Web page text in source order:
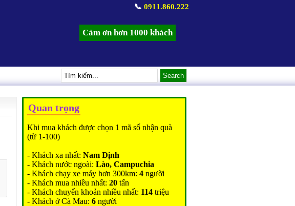
📞 0911.860.222
Cảm ơn hơn 1000 khách
Quan trọng
Khi mua khách được chọn 1 mã số nhận quà
(từ 1-100)
- Khách xa nhất: Nam Định
- Khách nước ngoài: Lào, Campuchia
- Khách chạy xe máy hơn 300km: 4 người
- Khách mua nhiều nhất: 20 tấn
- Khách chuyển khoản nhiều nhất: 114 triệu
- Khách ở Cà Mau: 6 người